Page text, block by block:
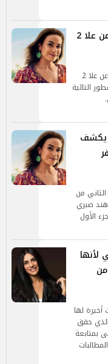
تعرف على موعد عرض مسلسل البحث عن علا 2
أيام قليلة تفصلنا عن موعد عرض مسلسل البحث عن علا 2
التالية
يكشف
من
صبري
الأول
لها
حقق
بمتابعة